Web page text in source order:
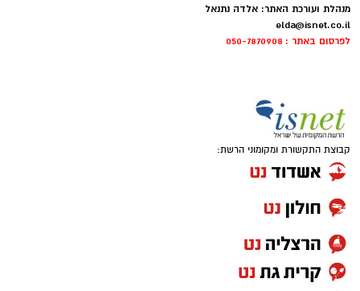
מנהלת ועורכת האתר: אלדה נתנאל
elda@isnet.co.il
לפרסום באתר : 050-7870908
קבוצת התקשורת ומקומוני הרשת: